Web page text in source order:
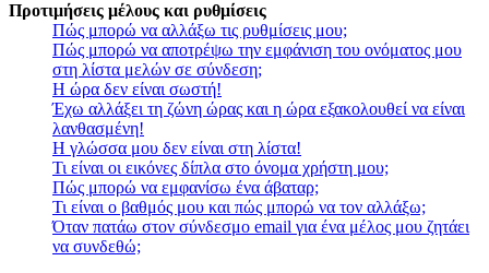
Προτιμήσεις μέλους και ρυθμίσεις
Πώς μπορώ να αλλάξω τις ρυθμίσεις μου;
Πώς μπορώ να αποτρέψω την εμφάνιση του ονόματος μου
στη λίστα μελών σε σύνδεση;
Η ώρα δεν είναι σωστή!
Έχω αλλάξει τη ζώνη ώρας και η ώρα εξακολουθεί να είναι
λανθασμένη!
Η γλώσσα μου δεν είναι στη λίστα!
Τι είναι οι εικόνες δίπλα στο όνομα χρήστη μου;
Πώς μπορώ να εμφανίσω ένα άβαταρ;
Τι είναι ο βαθμός μου και πώς μπορώ να τον αλλάξω;
Όταν πατάω στον σύνδεσμο email για ένα μέλος μου ζητάει
να συνδεθώ;